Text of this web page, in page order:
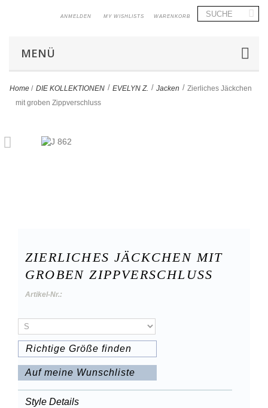
WARENKORB
MY WISHLISTS
ANMELDEN
MENÜ
Home / DIE KOLLEKTIONEN > EVELYN Z. > Jacken > Zierliches Jäckchen
mit groben Zippverschluss
ZIERLICHES JÄCKCHEN MIT
GROBEN ZIPPVERSCHLUSS
Artikel-Nr.:
Richtige Größe finden
Auf meine Wunschliste
Style Details